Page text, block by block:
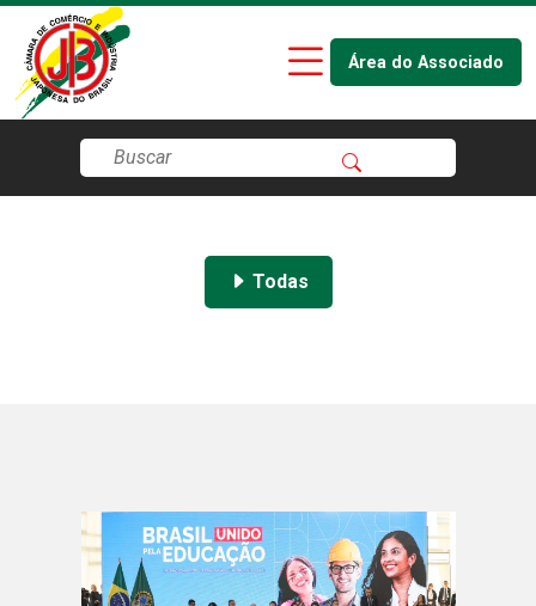
Área do Associado
Todas